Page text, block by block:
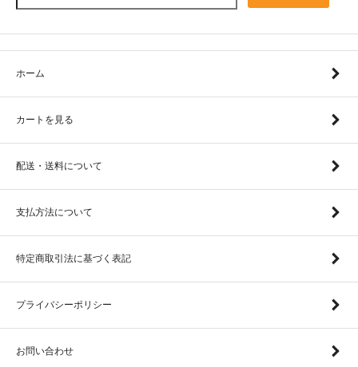
ホーム
カートを見る
配送・送料について
支払方法について
特定商取引法に基づく表記
プライバシーポリシー
お問い合わせ